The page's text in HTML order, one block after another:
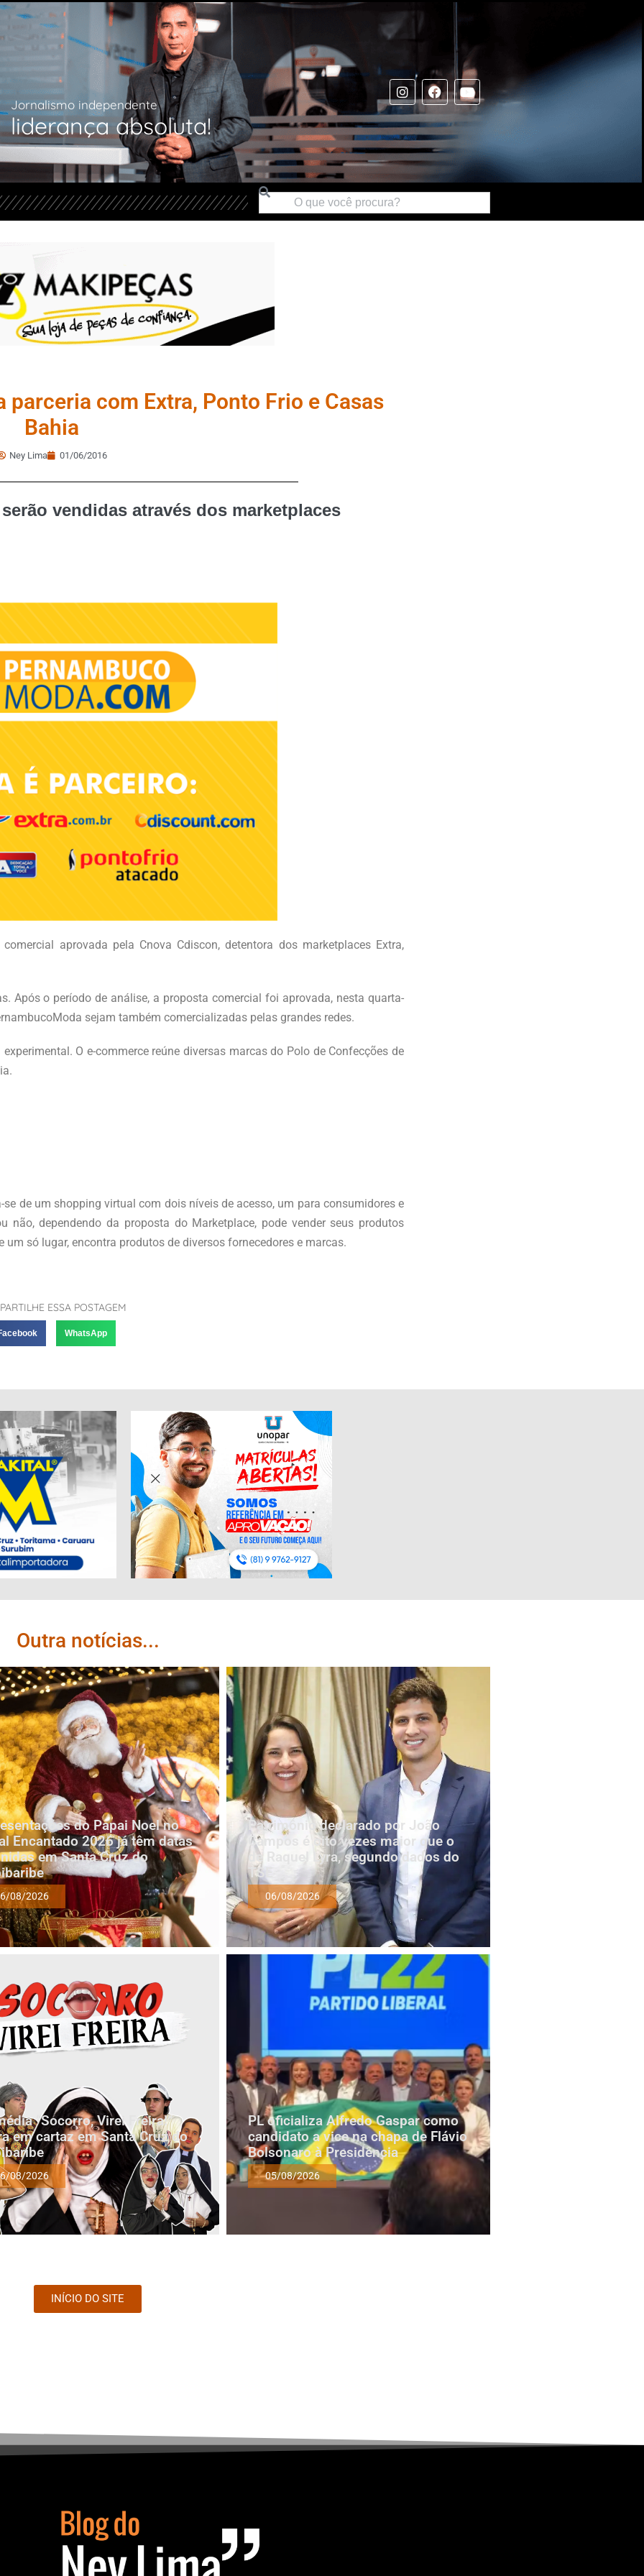
Jornalismo independente
liderança absoluta!
com Extra, Ponto Frio e Casas
Bahia
Ney Lima 01/06/2016
vendidas através dos marketplaces
aprovada pela Cnova Cdiscon, detentora dos marketplaces Extra,
Após o período de análise, a proposta comercial foi aprovada, nesta quarta-
sejam também comercializadas pelas grandes redes.
O e-commerce reúne diversas marcas do Polo de Confecções de
de um shopping virtual com dois níveis de acesso, um para consumidores e
dependendo da proposta do Marketplace, pode vender seus produtos
só lugar, encontra produtos de diversos fornecedores e marcas.
ESSA POSTAGEM
WhatsApp
Outra notícias...
do Papai Noel no
Encantado 2026 já têm datas
em Santa Cruz do
08/2026
Patrimônio declarado por João
Campos é oito vezes maior que o
de Raquel Lyra, segundo dados do
TSE
06/08/2026
“Socorro, Virei Freira!”
em cartaz em Santa Cruz do
08/2026
PL oficializa Alfredo Gaspar como
candidato a vice na chapa de Flávio
Bolsonaro à Presidência
05/08/2026
INÍCIO DO SITE